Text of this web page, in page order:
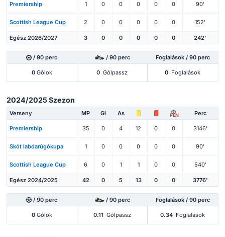
Premiership 1 0 0 0 0 0 90'
Scottish League Cup 2 0 0 0 0 0 152'
Egész 2026/2027 3 0 0 0 0 0 242'
/ 90 perc / 90 perc Foglalások / 90 perc
0Gólok 0 Gólpassz 0 Foglalások
2024/2025 Szezon
Verseny MP Gl As PEN Perc
Premiership 35 0 4 12 0 0 3146'
Skót labdarúgókupa 1 0 0 0 0 0 90'
Scottish League Cup 6 0 1 1 0 0 540'
Egész 2024/2025 42 0 5 13 0 0 3776'
/ 90 perc / 90 perc Foglalások / 90 perc
0Gólok 0.11 Gólpassz 0.34 Foglalások